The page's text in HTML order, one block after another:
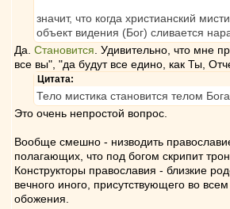
значит, что когда христианский
объект видения (Бог) сливается
Да. Становится . Удивительно, что мне
все вы", "да будут все едино, как Ты,
Цитата:
Тело мистика становится телом
Это очень непростой вопрос.
Вообще смешно - низводить
полагающих, что под богом скрипит
Конструкторы православия - близкие
вечного иного, присутствующего во
обожения.